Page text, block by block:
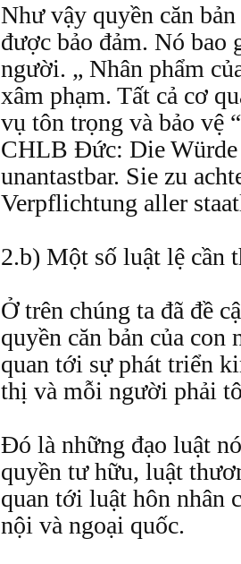
Như vậy quyền căn
được bảo đảm. Nó bao
người. „ Nhân phẩm
xâm phạm. Tất cả cơ
vụ tôn trọng và bảo vệ
CHLB Đức: Die Würde
unantastbar. Sie zu
Verpflichtung aller
2.b) Một số luật lệ cần
Ở trên chúng ta đã đề
quyền căn bản của
quan tới sự phát triển
thị và mỗi người phải
Đó là những đạo luật
quyền tư hữu, luật
quan tới luật hôn nhân
nội và ngoại quốc.